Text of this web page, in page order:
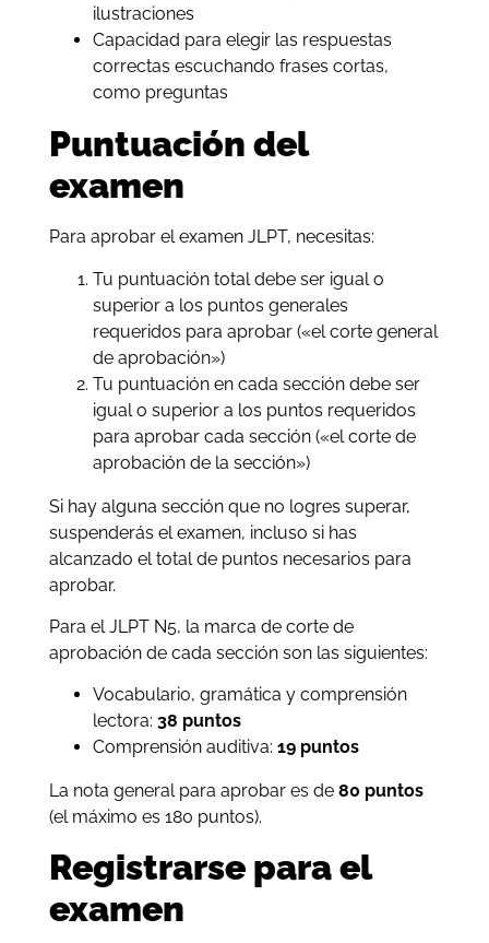
ilustraciones
Capacidad para elegir las respuestas
correctas escuchando frases cortas,
como preguntas
Puntuación del
examen
Para aprobar el examen JLPT, necesitas:
Tu puntuación total debe ser igual o
superior a los puntos generales
requeridos para aprobar («el corte general
de aprobación»)
Tu puntuación en cada sección debe ser
igual o superior a los puntos requeridos
para aprobar cada sección («el corte de
aprobación de la sección»)
Si hay alguna sección que no logres superar,
suspenderás el examen, incluso si has
alcanzado el total de puntos necesarios para
aprobar.
Para el JLPT N5, la marca de corte de
aprobación de cada sección son las siguientes:
Vocabulario, gramática y comprensión
lectora: 38 puntos
Comprensión auditiva: 19 puntos
La nota general para aprobar es de 80 puntos
(el máximo es 180 puntos).
Registrarse para el
examen